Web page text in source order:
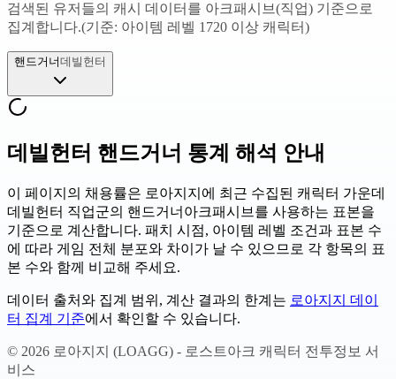
검색된 유저들의 캐시 데이터를 아크패시브(직업) 기준으로
집계합니다.(기준: 아이템 레벨 1720 이상 캐릭터)
핸드거너데빌헌터
데빌헌터 핸드거너 통계 해석 안내
이 페이지의 채용률은 로아지지에 최근 수집된 캐릭터 가운데
데빌헌터 직업군의 핸드거너 아크패시브를 사용하는 표본을
기준으로 계산합니다. 패치 시점, 아이템 레벨 조건과 표본 수
에 따라 게임 전체 분포와 차이가 날 수 있으므로 각 항목의 표
본 수와 함께 비교해 주세요.
데이터 출처와 집계 범위, 계산 결과의 한계는 로아지지 데이
터 집계 기준에서 확인할 수 있습니다.
© 2026 로아지지 (LOAGG) - 로스트아크 캐릭터 전투정보 서
비스